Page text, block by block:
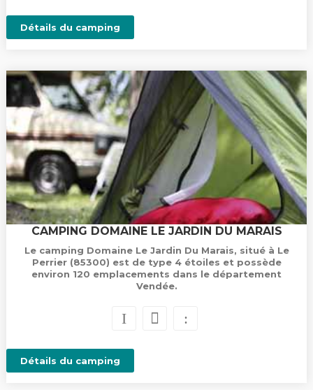
Détails du camping
CAMPING DOMAINE LE JARDIN DU MARAIS
Le camping Domaine Le Jardin Du Marais, situé à Le
Perrier (85300) est de type 4 étoiles et possède
environ 120 emplacements dans le département
Vendée.
Détails du camping